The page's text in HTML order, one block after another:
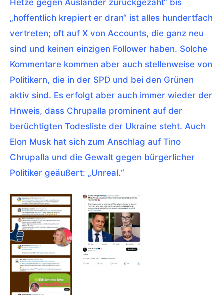
Hetze gegen Ausländer zurückgezaht“ bis
„hoffentlich krepiert er dran“ ist alles hundertfach
vertreten; oft auf X von Accounts, die ganz neu
sind und keinen einzigen Follower haben. Solche
Kommentare kommen aber auch stellenweise von
Politikern, die in der SPD und bei den Grünen
aktiv sind. Es erfolgt aber auch immer wieder der
Hnweis, dass Chrupalla prominent auf der
berüchtigten Todesliste der Ukraine steht. Auch
Elon Musk hat sich zum Anschlag auf Tino
Chrupalla und die Gewalt gegen bürgerlicher
Politiker geäußert: „Unreal.“